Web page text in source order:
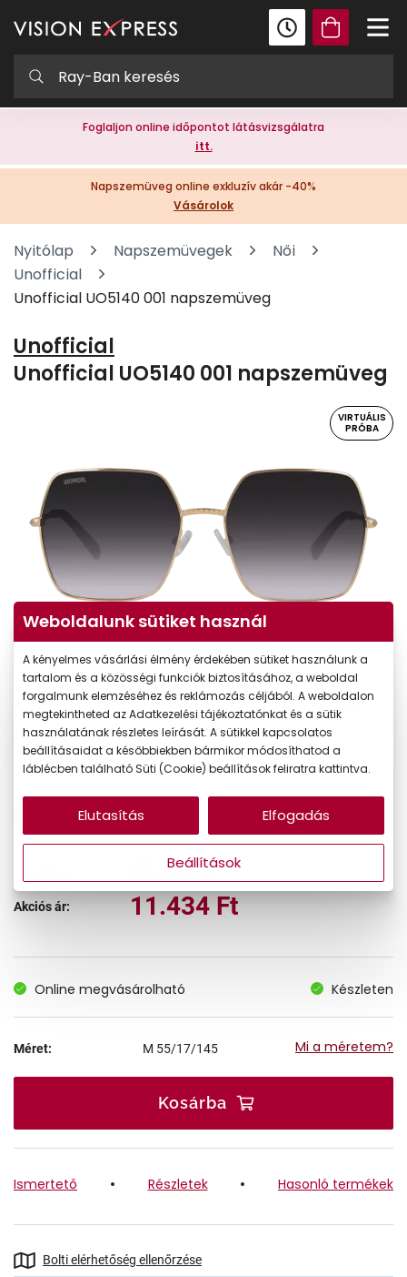
Foglaljon online időpontot látásvizsgálatra
itt.
Napszemüveg online exkluzív akár -40%
Vásárolok
Nyitólap Napszemüvegek
Női
Unofficial
Unofficial UO5140 001 napszemüveg
Unofficial
Unofficial UO5140 001 napszemüveg
VIRTUÁLIS
PRÓBA
Virtuális próba
17.590 Ft
Akciós ár: 11.434 Ft
Online megvásárolható Készleten
Méret: M 55/17/145 Mi a méretem?
Kosárba
Ismertető Részletek Hasonló termékek
Bolti elérhetőség ellenőrzése
Weboldalunk sütiket használ
A kényelmes vásárlási élmény érdekében sütiket használunk a
tartalom és a közösségi funkciók biztosításához, a weboldal
forgalmunk elemzéséhez és reklámozás céljából. A weboldalon
megtekintheted az Adatkezelési tájékoztatónkat és a sütik
használatának részletes leírását. A sütikkel kapcsolatos
beállításaidat a későbbiekben bármikor módosíthatod a
láblécben található Süti (Cookie) beállítások feliratra kattintva.
Beállítások
Elutasítás Elfogadás